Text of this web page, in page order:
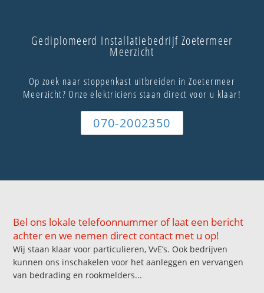
Gediplomeerd Installatiebedrijf Zoetermeer
Meerzicht
Op zoek naar stoppenkast uitbreiden in Zoetermeer
Meerzicht? Onze elektriciens staan direct voor u klaar!
070-2002350
Bel ons lokale telefoonnummer of laat een bericht
achter en we nemen direct contact met u op!
Wij staan klaar voor particulieren, VvE’s. Ook bedrijven
kunnen ons inschakelen voor het aanleggen en vervangen
van bedrading en rookmelders...